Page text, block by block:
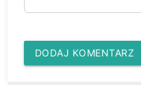
DODAJ KOMENTARZ